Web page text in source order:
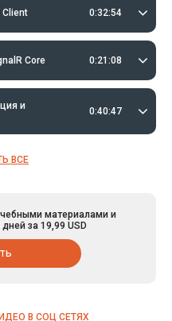
Client 0:32:54
Core 0:21:08
и
0:40:47
ВСЕ
В СОЦ СЕТЯХ
материалами и
за 19,99 USD